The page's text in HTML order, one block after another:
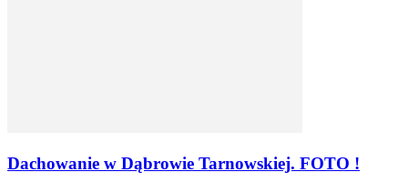
Dachowanie w Dąbrowie Tarnowskiej. FOTO !